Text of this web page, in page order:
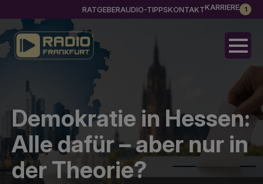
RATGEBERAUDIO-TIPPSKONTAKTKARRIERE 1
Demokratie in Hessen:
Alle dafür – aber nur in
der Theorie?